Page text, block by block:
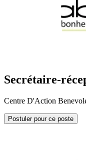
Secrétaire-
Centre D'Action
Postuler pour ce poste